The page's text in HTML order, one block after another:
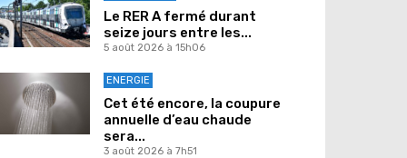
Le RER A fermé durant
seize jours entre les...
5 août 2026 à 15h06
ENERGIE
Cet été encore, la coupure
annuelle d’eau chaude
sera...
3 août 2026 à 7h51